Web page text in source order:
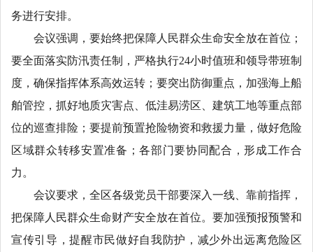
务进行安排。
会议强调，要始终把保障人民群众生命安全放在首位；
要全面落实防汛责任制，严格执行24小时值班和领导带班制
度，确保指挥体系高效运转；要突出防御重点，加强海上船
舶管控，抓好地质灾害点、低洼易涝区、建筑工地等重点部
位的巡查排险；要提前预置抢险物资和救援力量，做好危险
区域群众转移安置准备；各部门要协同配合，形成工作合
力。
会议要求，全区各级党员干部要深入一线、靠前指挥，
把保障人民群众生命财产安全放在首位。要加强预报预警和
宣传引导，提醒市民做好自我防护，减少外出远离危险区